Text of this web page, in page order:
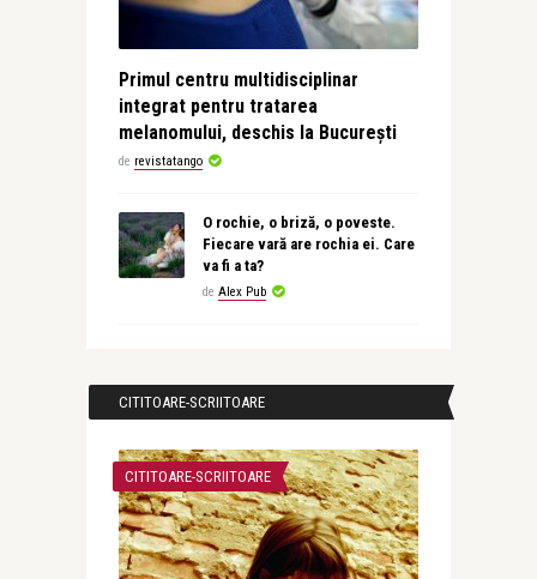
Primul centru multidisciplinar
integrat pentru tratarea
melanomului, deschis la București
de revistatango
O rochie, o briză, o poveste.
Fiecare vară are rochia ei. Care
va fi a ta?
de Alex Pub
CITITOARE-SCRIITOARE
CITITOARE-SCRIITOARE